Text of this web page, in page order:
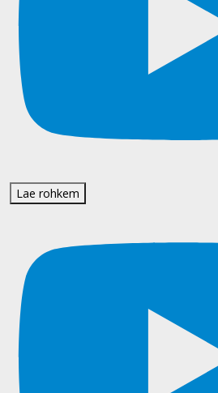
Lae rohkem